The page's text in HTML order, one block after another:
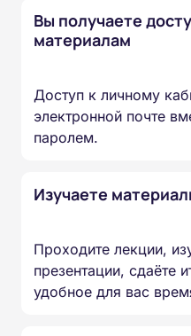
Вы получаете
материалам
Доступ к личному
электронной почте
паролем.
Изучаете
Проходите лекции,
презентации, сдаёте
удобное для вас